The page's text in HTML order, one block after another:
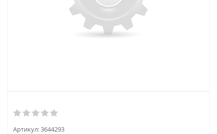
Артикул:3644293